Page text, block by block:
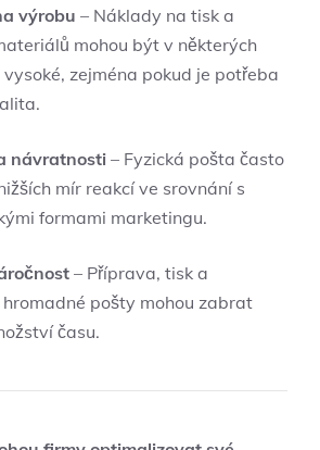
výrobu – Náklady na tisk a
mohou být v některých
zejména pokud je potřeba
návratnosti – Fyzická pošta často
mír reakcí ve srovnání s
formami marketingu.
– Příprava, tisk a
pošty mohou zabrat
času.